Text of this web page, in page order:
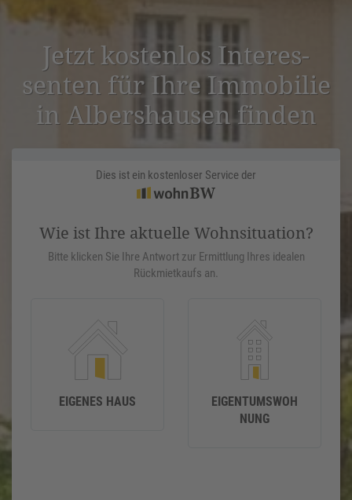
Jetzt kostenlos Inter­es­
senten für Ihre Immobilie
in Albers­hausen finden
Dies ist ein kostenloser Service der
Wie ist Ihre aktuelle Wohnsituation?
Bitte klicken Sie Ihre Antwort zur Ermittlung Ihres idealen
Rückmietkaufs an.
EIGENES HAUS
EIGENTUMSWOH
NUNG